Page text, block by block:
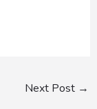
Next Post →